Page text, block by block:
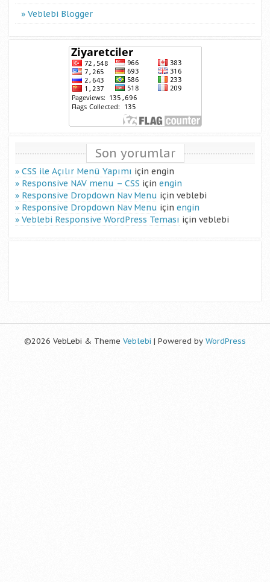
Veblebi Blogger
Son yorumlar
CSS ile Açılır Menü Yapımı için engin
Responsive NAV menu – CSS için engin
Responsive Dropdown Nav Menu için veblebi
Responsive Dropdown Nav Menu için engin
Veblebi Responsive WordPress Teması için veblebi
©2026 VebLebi & Theme Veblebi | Powered by WordPress